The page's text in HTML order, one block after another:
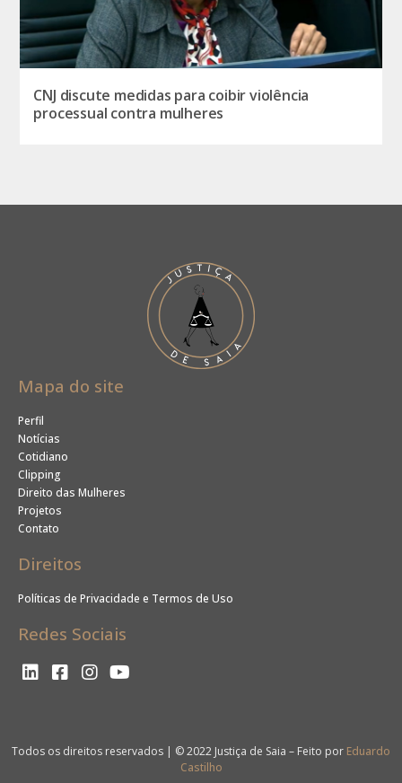
CNJ discute medidas para coibir violência
processual contra mulheres
Mapa do site
Perfil
Notícias
Cotidiano
Clipping
Direito das Mulheres
Projetos
Contato
Direitos
Políticas de Privacidade e Termos de Uso
Redes Sociais
Todos os direitos reservados | © 2022 Justiça de Saia – Feito por Eduardo
Castilho